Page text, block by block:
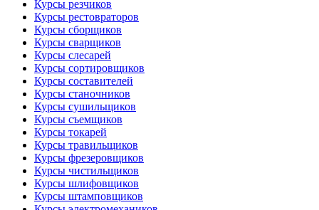
Курсы резчиков
Курсы рестовраторов
Курсы сборщиков
Курсы сварщиков
Курсы слесарей
Курсы сортировщиков
Курсы составителей
Курсы станочников
Курсы сушильщиков
Курсы съемщиков
Курсы токарей
Курсы травильщиков
Курсы фрезеровщиков
Курсы чистильщиков
Курсы шлифовщиков
Курсы штамповщиков